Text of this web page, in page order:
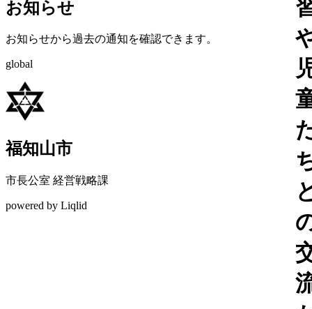
お知らせ
お知らせから過去の通知を確認できます。
global
福知山市
市長公室 経営戦略課
powered by Liqlid